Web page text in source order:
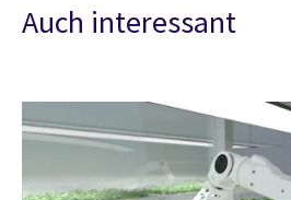
Auch interessant